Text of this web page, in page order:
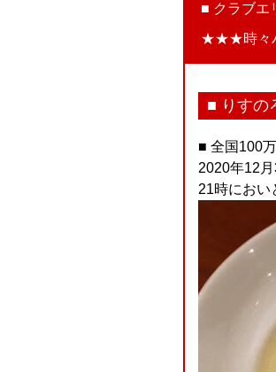
■ クラブエ
★★★時々
■ りすの
■ 全国100
2020年12
21時におい